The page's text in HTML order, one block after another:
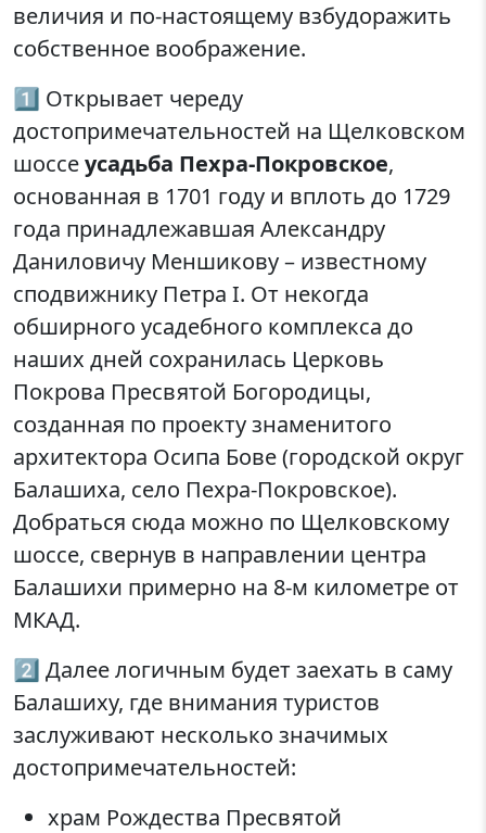
величия и по-настоящему взбудоражить
собственное воображение.
1️⃣ Открывает череду
достопримечательностей на Щелковском
шоссеусадьба Пехра-Покровское,
основанная в 1701 году и вплоть до 1729
года принадлежавшая Александру
Даниловичу Меншикову – известному
сподвижнику Петра I. От некогда
обширного усадебного комплекса до
наших дней сохранилась Церковь
Покрова Пресвятой Богородицы,
созданная по проекту знаменитого
архитектора Осипа Бове (городской округ
Балашиха, село Пехра-Покровское).
Добраться сюда можно по Щелковскому
шоссе, свернув в направлении центра
Балашихи примерно на 8-м километре от
МКАД.
2️⃣ Далее логичным будет заехать в саму
Балашиху, где внимания туристов
заслуживают несколько значимых
достопримечательностей:
храм Рождества Пресвятой